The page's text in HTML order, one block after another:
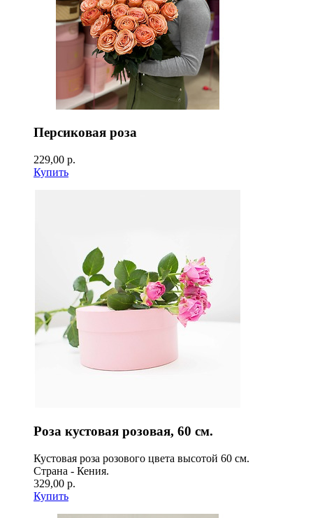
Персиковая роза
229,00 р.
Купить
Роза кустовая розовая, 60 см.
Кустовая роза розового цвета высотой 60 см.
Страна - Кения.
329,00 р.
Купить